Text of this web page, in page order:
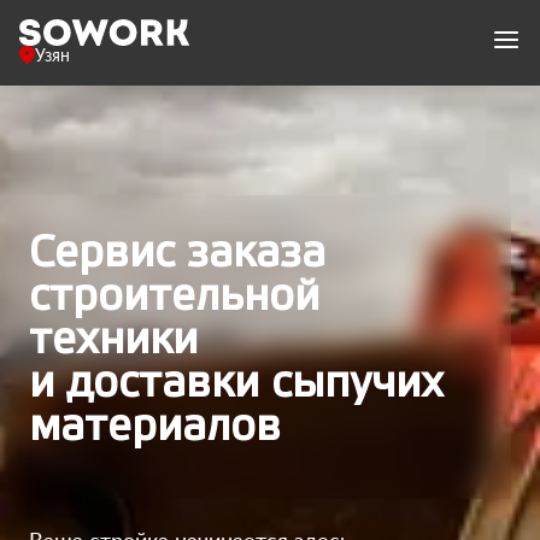
Узян
Сервис заказа
строительной
техники
и доставки сыпучих
материалов